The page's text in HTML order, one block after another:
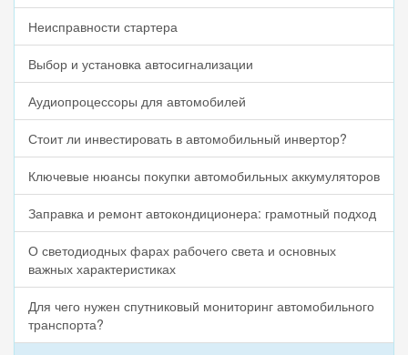
Неисправности стартера
Выбор и установка автосигнализации
Аудиопроцессоры для автомобилей
Стоит ли инвестировать в автомобильный инвертор?
Ключевые нюансы покупки автомобильных аккумуляторов
Заправка и ремонт автокондиционера: грамотный подход
О светодиодных фарах рабочего света и основных
важных характеристиках
Для чего нужен спутниковый мониторинг автомобильного
транспорта?